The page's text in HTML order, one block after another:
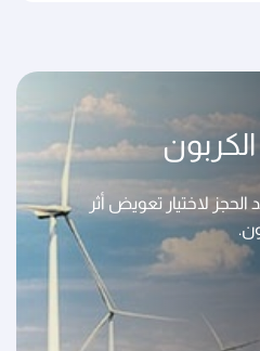
لاختيار تعويض أثر